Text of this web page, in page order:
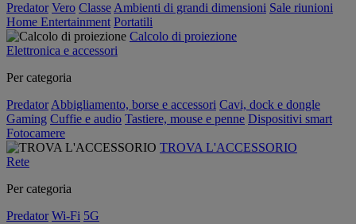
Predator Vero Classe Ambienti di grandi dimensioni Sale riunioni
Home Entertainment Portatili
Calcolo di proiezione
Elettronica e accessori
Per categoria
Predator Abbigliamento, borse e accessori Cavi, dock e dongle
Gaming Cuffie e audio Tastiere, mouse e penne Dispositivi smart
Fotocamere
TROVA L'ACCESSORIO
Rete
Per categoria
Predator Wi-Fi 5G